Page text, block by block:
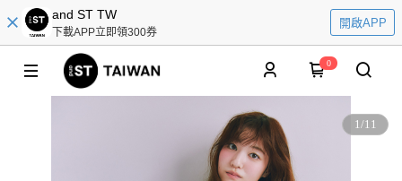
and ST TW
下載APP立即領300券
開啟APP
0
1/11